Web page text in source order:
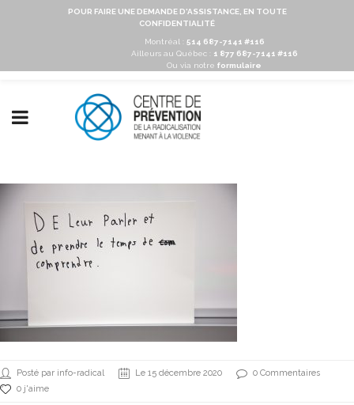
POUR FAIRE UNE DEMANDE D'ASSISTANCE, EN TOUTE
CONFIDENTIALITÉ
Montréal : 514 687-7141 #116
Ailleurs au Québec :
1 877 687-7141 #116
Ou via notre formulaire
Posté par info-radical Le 15 décembre 2020
0 Commentaires
0 j'aime